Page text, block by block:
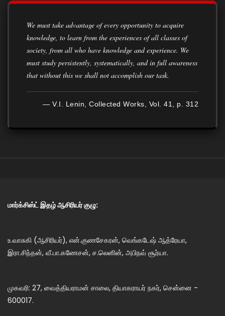
We must take advantage of every opportunity to acquire
knowledge, to learn from the experiences of all classes of
society, from all who have knowledge and experience. We
must study persistently, systematically, and in full awareness
that without this we shall not accomplish our task.
— V.I. Lenin, Collected Works, Vol. 41, p. 312
மார்க்சிஸ்ட் இதழ் ஆசிரியர் குழு:
உ.வாசுகி (ஆசிரியர்), என்.குணசேகரன், வெங்கடேஷ் ஆத்ரேயா,
இரா.சிந்தன், வீ.பா.கணேசன், ச.லெனின், அபிநவ் சூர்யா.
முகவரி: 27, வைத்தியராமன் சாலை, தியாகராயர் நகர், சென்னை -
600017.